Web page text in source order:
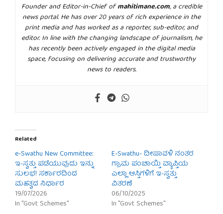
Founder and Editor-in-Chief ofmahitimane.com, a credible
news portal. He has over 20 years of rich experience in the
print media and has worked as a reporter, sub-editor, and
editor. In line with the changing landscape of journalism, he
has recently been actively engaged in the digital media
space, focusing on delivering accurate and trustworthy
news to readers.
Related
e-Swathu New Committee:
ಇ-ಸ್ವತ್ತು ಪಡೆಯುವುದು ಇನ್ನು
ಸುಲಭ! ಸರ್ಕಾರದಿಂದ
ಮಹತ್ವದ ನಿರ್ಧಾರ
19/07/2026
In "Govt Schemes"
E-Swathu- ದೀಪಾವಳಿ ನಂತರ
ಗ್ರಾಮ ಪಂಚಾಯ್ತಿ ವ್ಯಾಪ್ತಿಯ
ಎಲ್ಲಾ ಆಸ್ತಿಗಳಿಗೆ ಇ-ಸ್ವತ್ತು
ವಿತರಣೆ
06/10/2025
In "Govt Schemes"